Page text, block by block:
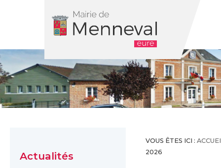
MENU
Actualités
VOUS ÊTES ICI :
2026